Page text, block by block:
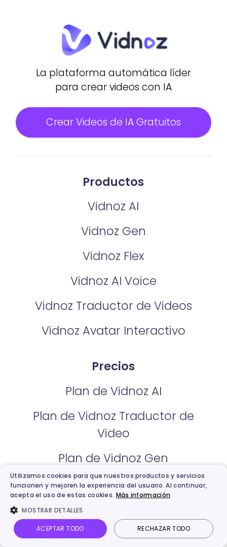
La plataforma automática líder
para crear videos con IA
Crear Videos de IA Gratuitos
Productos
Vidnoz AI
Vidnoz Gen
Vidnoz Flex
Vidnoz AI Voice
Vidnoz Traductor de Videos
Vidnoz Avatar Interactivo
Precios
Plan de Vidnoz AI
Plan de Vidnoz Traductor de
Video
Plan de Vidnoz Gen
Plan de Vidnoz Flex
Función
Avatares de IA
Utilizamos cookies para que nuestros productos y servicios
funcionen y mejoren la experiencia del usuario. Al continuar,
acepta el uso de estas cookies. Más información
MOSTRAR DETALLES
ACEPTAR TODO RECHAZAR TODO